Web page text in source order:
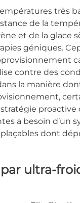
très
de la
et de la glace
géniques.
contre des
la manière
proactive
a besoin d’un
dont
ultra-